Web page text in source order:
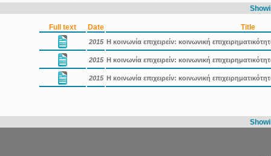
Full text Date Title
2015 Η κοινωνία επιχειρείν: κοινωνική
2015 Η κοινωνία επιχειρείν: κοινωνική
2015 Η κοινωνία επιχειρείν: κοινωνική